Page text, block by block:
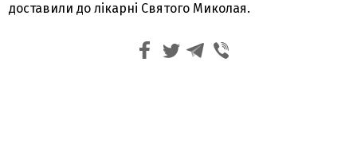
доставили до лікарні Святого Миколая.